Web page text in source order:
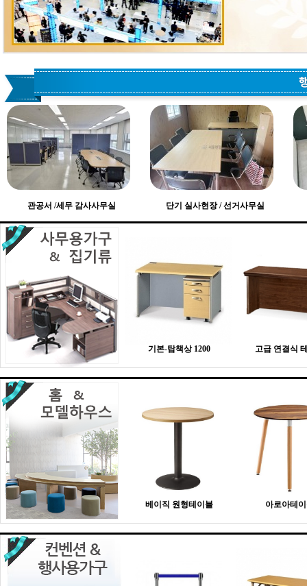
관공서 /세무 감사사무실 단기 실사현장 / 선거사무실
기본-탑책상 1200 고급 연결식
베이직 원형테이블 아로아테